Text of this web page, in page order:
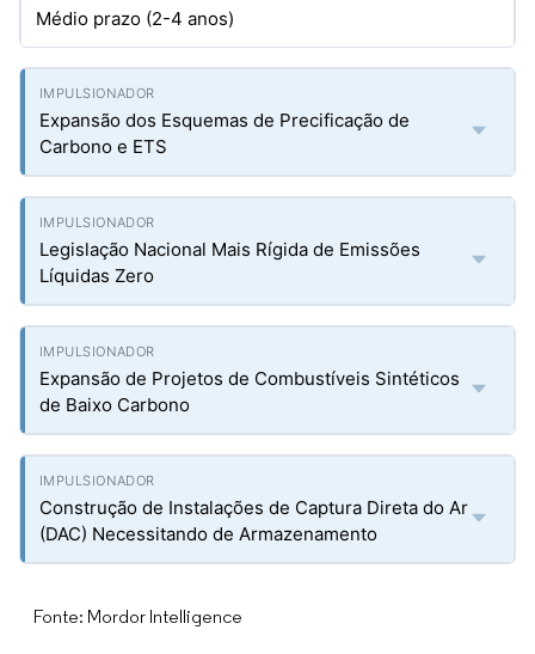
Médio prazo (2-4 anos)
Expansão dos Esquemas de Precificação de
Carbono e ETS
Legislação Nacional Mais Rígida de Emissões
Líquidas Zero
Expansão de Projetos de Combustíveis Sintéticos
de Baixo Carbono
Construção de Instalações de Captura Direta do Ar
(DAC) Necessitando de Armazenamento
Fonte: Mordor Intelligence